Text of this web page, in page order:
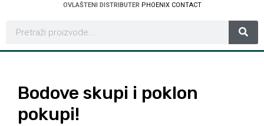
OVLAŠTENI DISTRIBUTER PHOENIX CONTACT
Bodove skupi i poklon
pokupi!